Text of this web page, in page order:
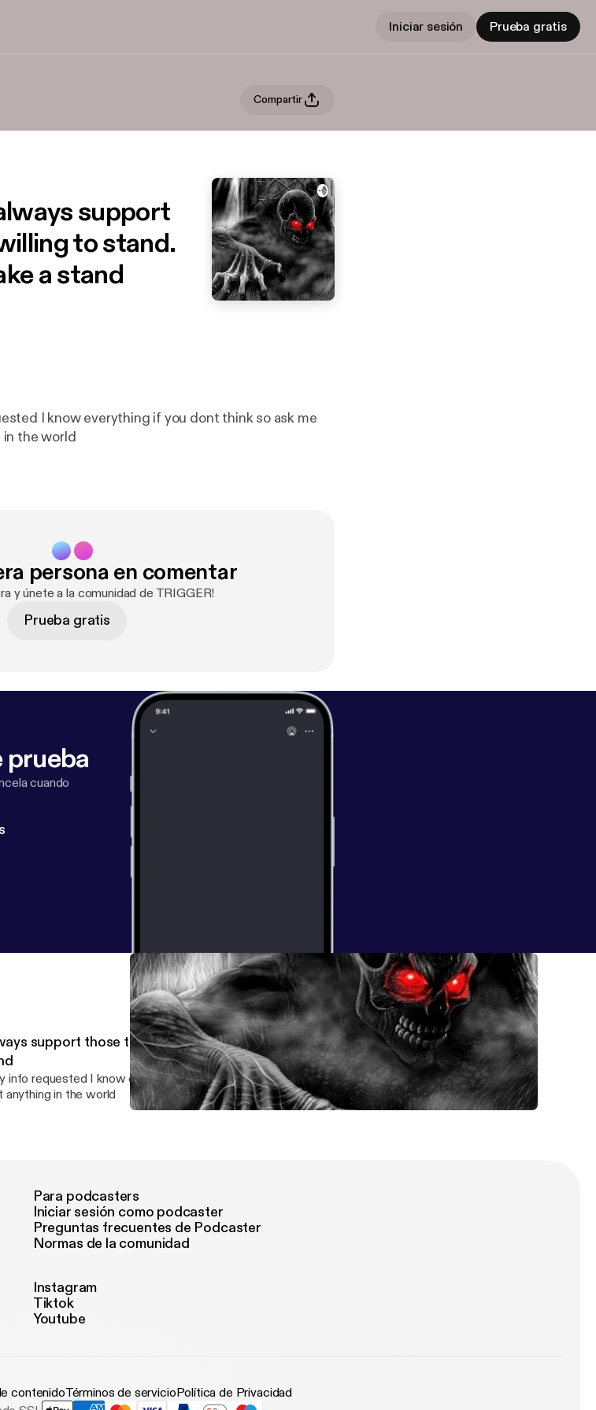
Iniciar sesión Prueba gratis
Compartir
support
to stand.
a stand
I know everything if you dont think so ask me
in the world
persona en comentar
y únete a la comunidad de TRIGGER!
Prueba gratis
prueba
cuando
support those that aren't willing to stand. Up it's
info requested I know everything if you dont think so ask me
anything in the world
Para podcasters
Iniciar sesión como podcaster
Preguntas frecuentes de Podcaster
Normas de la comunidad
Instagram
Tiktok
Youtube
contenidoTérminos de servicioPolítica de Privacidad